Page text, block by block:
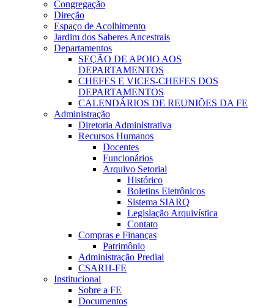
Congregação
Direção
Espaço de Acolhimento
Jardim dos Saberes Ancestrais
Departamentos
SEÇÃO DE APOIO AOS
DEPARTAMENTOS
CHEFES E VICES-CHEFES DOS
DEPARTAMENTOS
CALENDÁRIOS DE REUNIÕES DA FE
Administração
Diretoria Administrativa
Recursos Humanos
Docentes
Funcionários
Arquivo Setorial
Histórico
Boletins Eletrônicos
Sistema SIARQ
Legislação Arquivística
Contato
Compras e Finanças
Patrimônio
Administração Predial
CSARH-FE
Institucional
Sobre a FE
Documentos